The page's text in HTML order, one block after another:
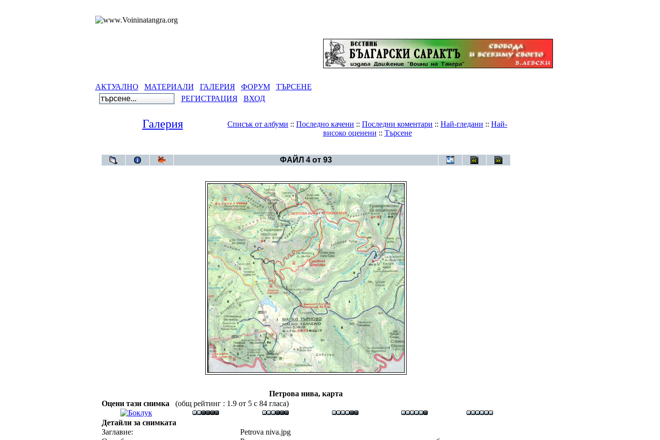
АКТУАЛНО МАТЕРИАЛИ ГАЛЕРИЯ ФОРУМ
ТЪРСЕНЕ
РЕГИСТРАЦИЯ
ВХОД
Галерия Списък от албуми :: Последно качени :: Последни коментари :: Най-гледани :: Най-
високо оценени :: Търсене
ФАЙЛ 4 от 93
Петрова нива, карта
Оцени тази снимка
(общ рейтинг : 1.9 от 5 с 84 гласа)
Детайли за снимката
Заглавие:
Petrova niva.jpg